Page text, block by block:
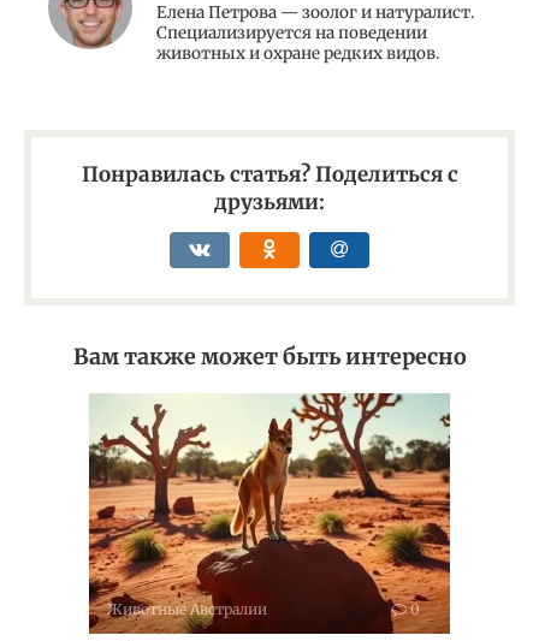
Елена Петрова — зоолог и натуралист.
Специализируется на поведении
животных и охране редких видов.
Понравилась статья? Поделиться с
друзьями:
Вам также может быть интересно
Животные Австралии 0